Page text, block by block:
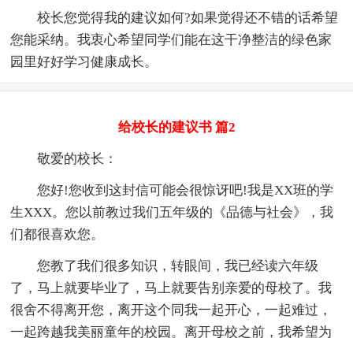
校长您觉得我的建议如何?如果觉得还不错的话希望
您能采纳。我衷心希望同学们能在这干净整洁的绿色家
园里好好学习健康成长。
给校长的建议书 篇2
敬爱的校长：
您好!您收到这封信可能会很惊讶吧!我是XX班的学
生XXX。您以前教过我们五年级的《品德与社会》，我
们都很喜欢您。
您教了我们很多知识，转眼间，我已经读六年级
了，马上就要毕业了，马上就要告别亲爱的母校了。我
很舍不得离开您，离开这个同我一起开心，一起难过，
一起跨越我美丽童年的校园。离开母校之前，我希望为